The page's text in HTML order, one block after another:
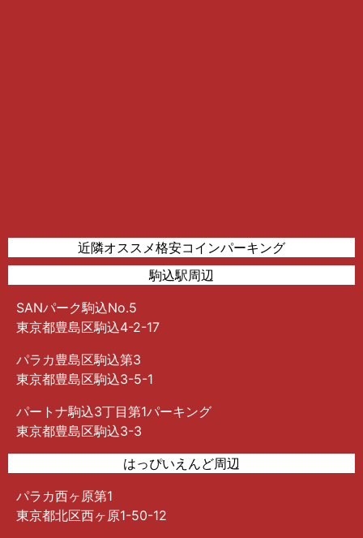
近隣オススメ格安コインパーキング
駒込駅周辺
SANパーク駒込No.5
東京都豊島区駒込4-2-17
パラカ豊島区駒込第3
東京都豊島区駒込3-5-1
パートナ駒込3丁目第1パーキング
東京都豊島区駒込3-3
はっぴいえんど周辺
パラカ西ヶ原第1
東京都北区西ヶ原1-50-12